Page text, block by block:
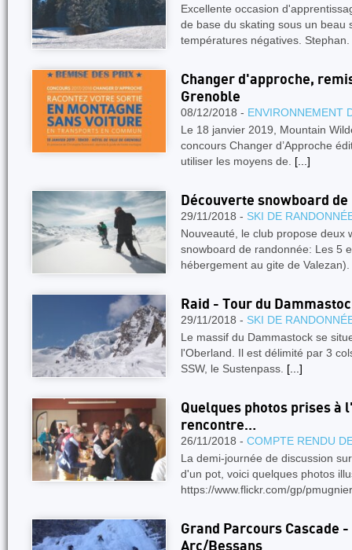
Excellente occasion
de base du skating sous un beau
températures négatives. Stephan.
Changer d'approche,
Grenoble
08/12/2018 - ENVIRONNEMENT
Le 18 janvier 2019, Mountain
concours Changer d’Approche
utiliser les moyens de. [...]
Découverte snowboard
29/11/2018 - SKI DE
Nouveauté, le club propose deux
snowboard de randonnée: Les 5
hébergement au gite de
Raid - Tour du
29/11/2018 - SKI DE
Le massif du Dammastock se
l'Oberland. Il est délimité par 3
SSW, le Sustenpass. [...]
Quelques photos prises à
rencontre…
26/11/2018 - COMPTE RENDU
La demi-journée de discussion
d'un pot, voici quelques photos
https://www.flickr.com/gp/
Grand Parcours Cascade
Arc/Bessans